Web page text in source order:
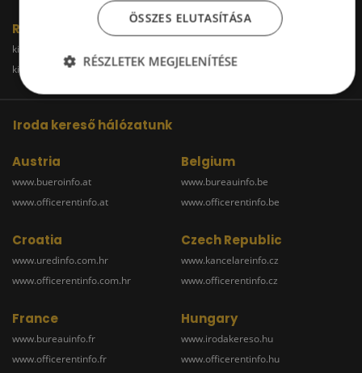
Raktár
kiadoraktarbudapest.hu
kiadoraktardebrecen.hu
raktarszekesfehervar.hu
Iroda kereső hálózatunk
Austria
www.bueroinfo.at
www.officerentinfo.at
Belgium
www.bureauinfo.be
www.officerentinfo.be
Croatia
www.uredinfo.com.hr
www.officerentinfo.com.hr
Czech Republic
www.kancelareinfo.cz
www.officerentinfo.cz
France
www.bureauinfo.fr
www.officerentinfo.fr
Hungary
www.irodakereso.hu
www.officerentinfo.hu
ÖSSZES ELUTASÍTÁSA
RÉSZLETEK MEGJELENÍTÉSE